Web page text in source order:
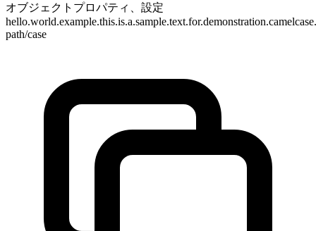
オブジェクトプロパティ、設定
path/case